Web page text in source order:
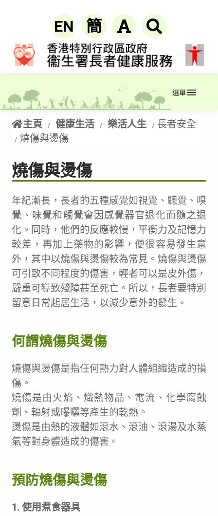
EN 簡
選單
主頁 健康生活 樂活人生
長者安全
燒傷與燙傷
燒傷與燙傷
年紀漸長，長者的五種感覺如視覺、聽覺、嗅
覺、味覺和觸覺會因感覺器官退化而隨之退
化。同時，他們的反應較慢，平衡力及記憶力
較差，再加上藥物的影響，便很容易發生意
外，其中以燒傷與燙傷較為常見。燒傷與燙傷
可引致不同程度的傷害，輕者可以是皮外傷，
嚴重可導致殘障甚至死亡。所以，長者要特別
留意日常起居生活，以減少意外的發生。
何謂燒傷與燙傷
燒傷與燙傷是指任何熱力對人體組織造成的損
傷。
燒傷是由火焰、熾熱物品、電流、化學腐蝕
劑、輻射或曝曬等產生的乾熱。
燙傷是由熱的液體如滾水、滾油、滾湯及水蒸
氣等對身體造成的傷害。
預防燒傷與燙傷
1. 使用煮食器具